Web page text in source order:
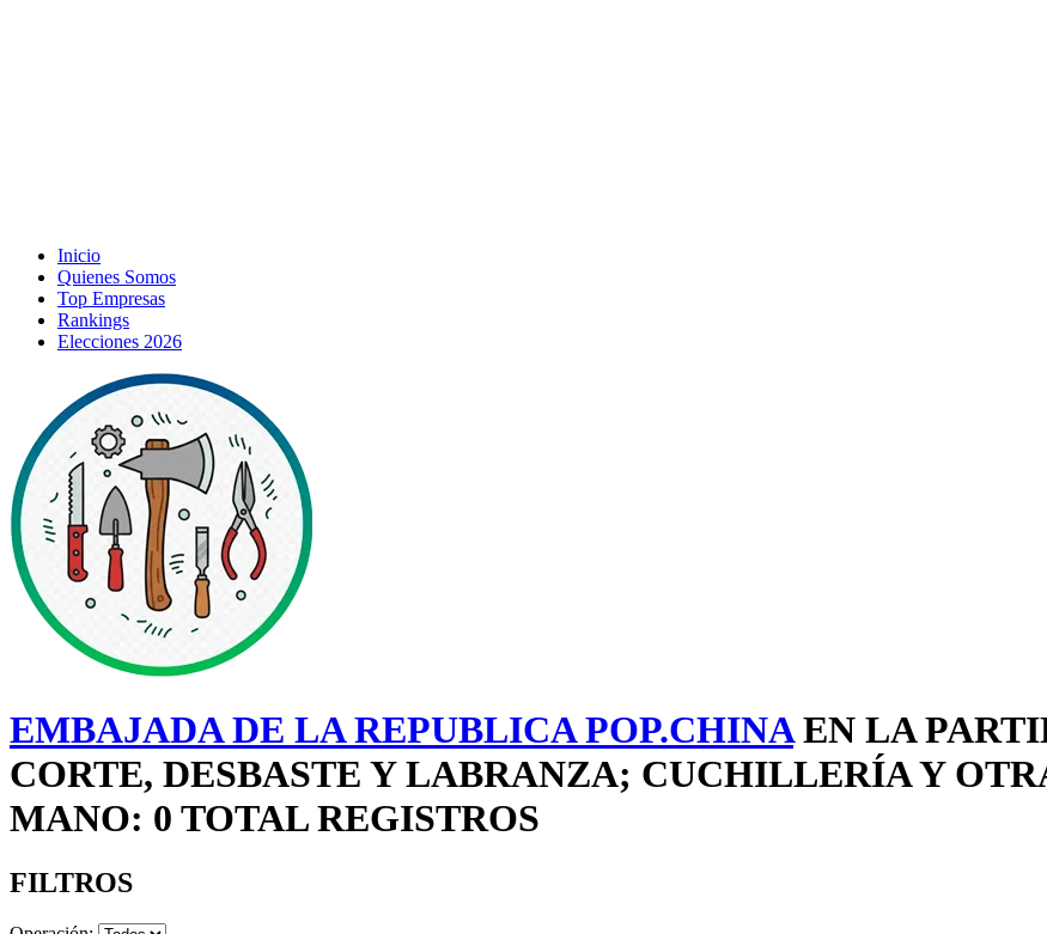
Inicio
Quienes Somos
Top Empresas
Rankings
Elecciones 2026
EMBAJADA DE LA REPUBLICA POP.CHINAEN LA
CORTE, DESBASTE Y LABRANZA; CUCHILLERÍA Y
MANO: 0 TOTAL REGISTROS
FILTROS